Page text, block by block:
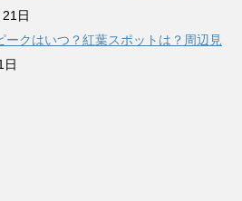
日
ークはいつ？紅葉スポットは？周辺見
日